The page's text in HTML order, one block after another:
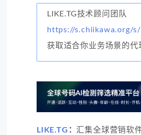
LIKE.TG技术顾问团队
https://s.chiikawa.org/
获取适合你业务场景的代
LIKE.TG ： 汇集全球营销软